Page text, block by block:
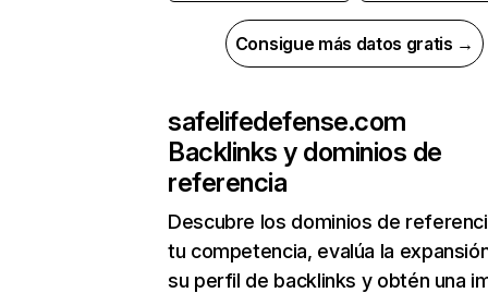
Consigue más datos gratis →
safelifedefense.com
Backlinks y dominios de
referencia
Descubre los dominios de
tu competencia, evalúa la
su perfil de backlinks y obtén una